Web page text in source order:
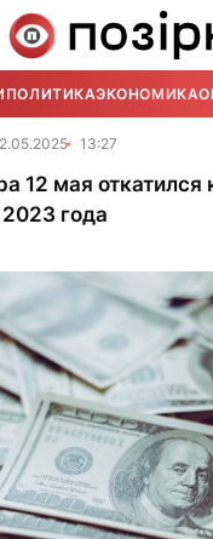
ПОЛИТИКАЭКОНОМИКА
13:27
12 мая откатился
года